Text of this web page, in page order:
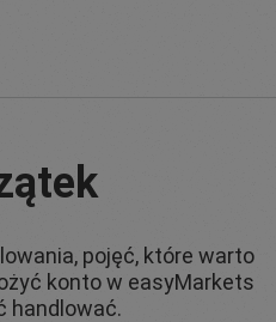
pojęć, które warto
konto w easyMarkets
handlować.